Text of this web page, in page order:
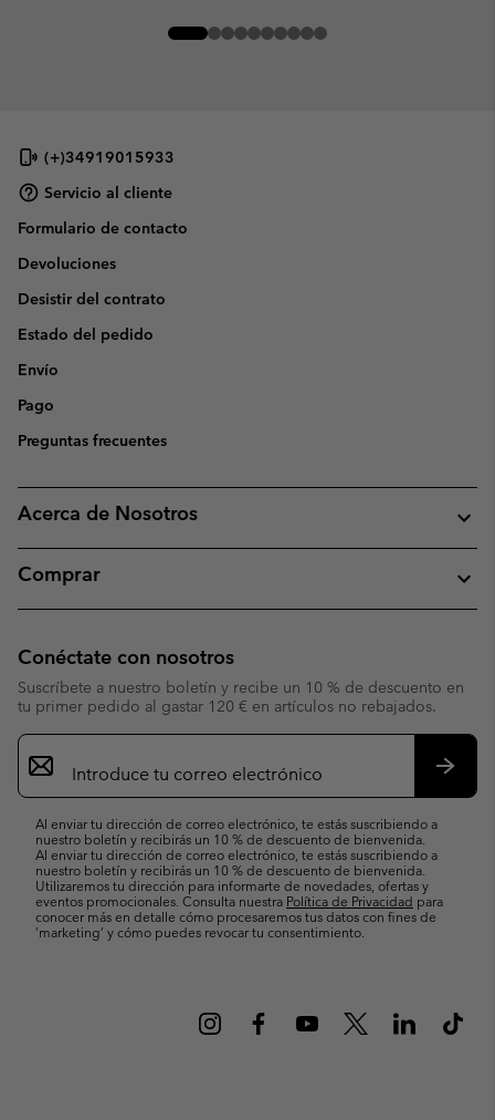
(+)34919015933
Servicio al cliente
Formulario de contacto
Devoluciones
Desistir del contrato
Estado del pedido
Envío
Pago
Preguntas frecuentes
Acerca de Nosotros
Comprar
Conéctate con nosotros
Suscríbete a nuestro boletín y recibe un 10 % de descuento en
tu primer pedido al gastar 120 € en artículos no rebajados.
Suscripción
de
correo
Al enviar tu dirección de correo electrónico, te estás suscribiendo a
nuestro boletín y recibirás un 10 % de descuento de bienvenida.
Al enviar tu dirección de correo electrónico, te estás suscribiendo a
nuestro boletín y recibirás un 10 % de descuento de bienvenida.
Utilizaremos tu dirección para informarte de novedades, ofertas y
eventos promocionales. Consulta nuestra Política de Privacidad para
conocer más en detalle cómo procesaremos tus datos con fines de
’marketing’ y cómo puedes revocar tu consentimiento.